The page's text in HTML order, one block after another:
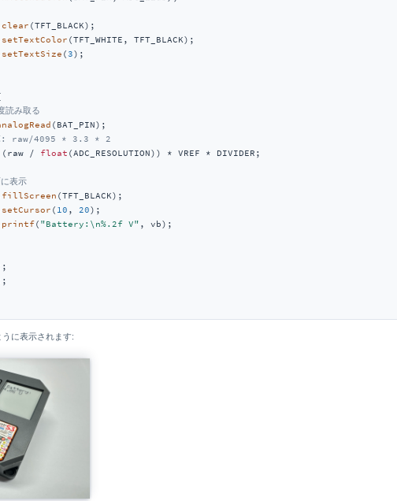
clear (TFT_BLACK);
setTextColor (TFT_WHITE, TFT_BLACK);
setTextSize (3);
み取る
(BAT_PIN);
: raw/4095 * 3.3 * 2
/ float (ADC_RESOLUTION)) * VREF * DIVIDER;
表示
fillScreen (TFT_BLACK);
setCursor ( 10 , 20);
printf( "Battery:\n%.2f V" , vb);
に表示されます: